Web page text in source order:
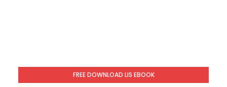
FREE DOWNLOAD LIS EBOOK